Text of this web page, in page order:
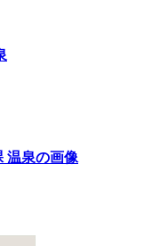
温泉の画像